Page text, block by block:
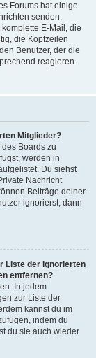
Forums hat einige
senden,
E-Mail, die
die Kopfzeilen
Benutzer, der die
reagieren.
Mitglieder?
Boards zu
werden in
Du siehst
Nachricht
Beiträge deiner
ignorierst, dann
Liste der ignorierten
entfernen?
In jedem
zur Liste der
kannst du im
indem du
du sie auch wieder